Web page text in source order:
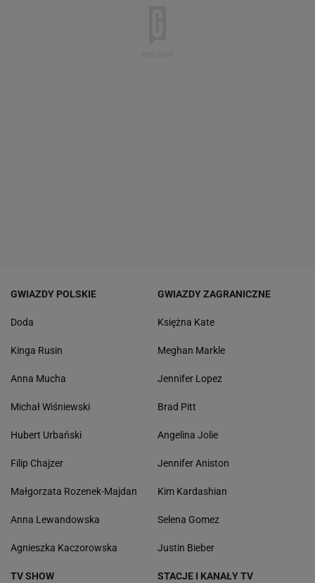
GWIAZDY POLSKIE
Doda
Kinga Rusin
Anna Mucha
Michał Wiśniewski
Hubert Urbański
Filip Chajzer
Małgorzata Rozenek-Majdan
Anna Lewandowska
Agnieszka Kaczorowska
GWIAZDY ZAGRANICZNE
Księżna Kate
Meghan Markle
Jennifer Lopez
Brad Pitt
Angelina Jolie
Jennifer Aniston
Kim Kardashian
Selena Gomez
Justin Bieber
TV SHOW STACJE I KANAŁY TV